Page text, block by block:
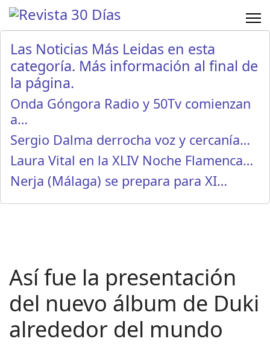
Las Noticias Más Leidas en esta
categoría. Más información al final de
la página.
Onda Góngora Radio y 50Tv comienzan
a…
Sergio Dalma derrocha voz y cercanía…
Laura Vital en la XLIV Noche Flamenca…
Nerja (Málaga) se prepara para XI…
Así fue la presentación
del nuevo álbum de Duki
alrededor del mundo